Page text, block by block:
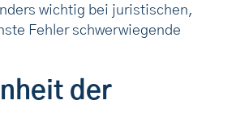
wichtig bei juristischen,
Fehler schwerwiegende
der